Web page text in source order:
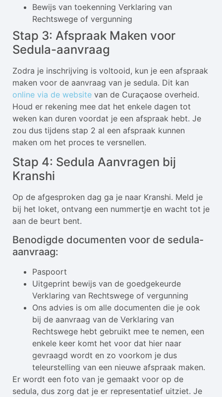
Bewijs van toekenning Verklaring van
Rechtswege of vergunning
Stap 3: Afspraak Maken voor
Sedula-aanvraag
Zodra je inschrijving is voltooid, kun je een afspraak
maken voor de aanvraag van je sedula. Dit kan
online via de website van de Curaçaose overheid.
Houd er rekening mee dat het enkele dagen tot
weken kan duren voordat je een afspraak hebt. Je
zou dus tijdens stap 2 al een afspraak kunnen
maken om het proces te versnellen.
Stap 4: Sedula Aanvragen bij
Kranshi
Op de afgesproken dag ga je naar Kranshi. Meld je
bij het loket, ontvang een nummertje en wacht tot je
aan de beurt bent.
Benodigde documenten voor de sedula-
aanvraag:
Paspoort
Uitgeprint bewijs van de goedgekeurde
Verklaring van Rechtswege of vergunning
Ons advies is om alle documenten die je ook
bij de aanvraag van de Verklaring van
Rechtswege hebt gebruikt mee te nemen, een
enkele keer komt het voor dat hier naar
gevraagd wordt en zo voorkom je dus
teleurstelling van een nieuwe afspraak maken.
Er wordt een foto van je gemaakt voor op de
sedula, dus zorg dat je er representatief uitziet. Je